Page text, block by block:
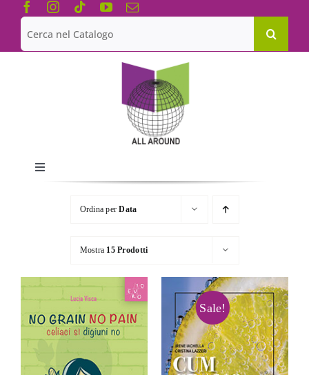
Salta
contenuto
Cerca
per:
Toggle
Navigation
Chi siamo
Le Collane
Catalogo
Ordina perData
Mostra 15 Prodotti
Sale!